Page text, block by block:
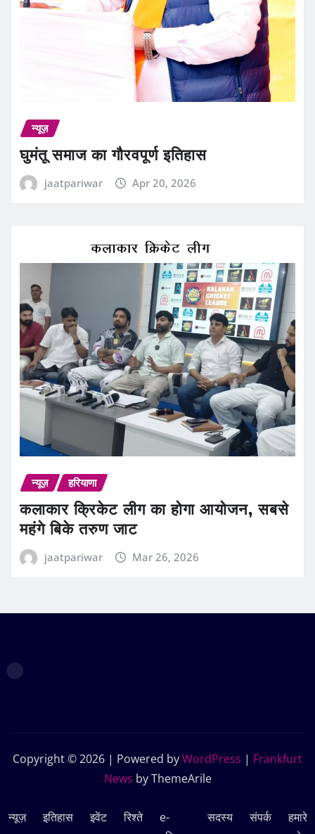
न्यूज़
घुमंतू समाज का गौरवपूर्ण इतिहास
jaatpariwar Apr 20, 2026
न्यूज़ हरियाणा
कलाकार क्रिकेट लीग का होगा आयोजन, सबसे
महंगे बिके तरुण जाट
jaatpariwar Mar 26, 2026
Copyright © 2026 | Powered byWordPress | Frankfurt
News by ThemeArile
न्यूज़ इतिहास इवेंट रिश्ते
e-
सदस्‍य संपर्क
हमारे